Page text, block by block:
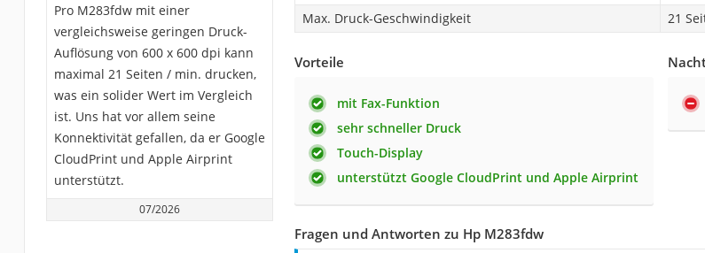
Pro M283fdw mit einer
vergleichsweise geringen Druck-
Auflösung von 600 x 600 dpi kann
maximal 21 Seiten / min. drucken,
was ein solider Wert im Vergleich
ist. Uns hat vor allem seine
Konnektivität gefallen, da er Google
CloudPrint und Apple Airprint
unterstützt.
07/2026
Max. Druck-Geschwindigkeit
21
Vorteile
mit Fax-Funktion
sehr schneller Druck
Touch-Display
unterstützt Google CloudPrint und Apple Airprint
Fragen und Antworten zu Hp M283fdw